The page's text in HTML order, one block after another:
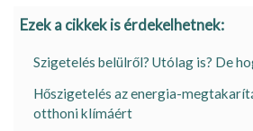
Ezek a cikkek is érdekelhetnek:
Szigetelés belülről? Utólag is? De
Hőszigetelés az energia-
otthoni klímáért